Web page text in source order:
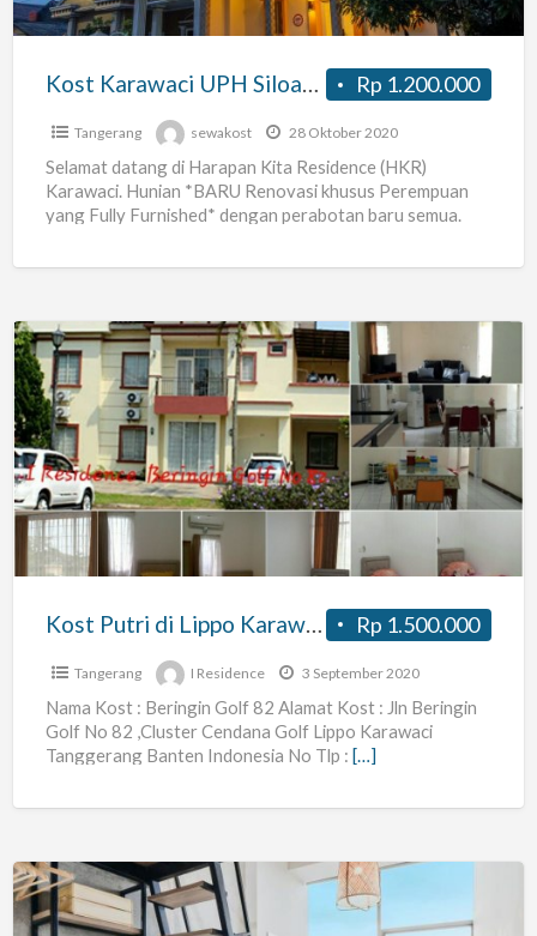
Kita
32inch
mulai
1.2jt
Rp 1.200.000
Kost Karawaci UPH Siloam – Harapan Kita Residence – TV 32inch mulai 1.2jt
Tangerang sewakost 28 Oktober 2020
Selamat datang di Harapan Kita Residence (HKR)
Karawaci. Hunian *BARU Renovasi khusus Perempuan
yang Fully Furnished* dengan perabotan baru semua.
Kost
Putri
di
Lippo
Karawaci
IResidence
dekat
Matahari,
Mall,
Harvest,
Tanggerang
Rp 1.500.000
Kost Putri di Lippo Karawaci IResidence dekat UPH,Menara Matahari, Mall, Harvest, Tanggerang
Tangerang I Residence 3 September 2020
Nama Kost : Beringin Golf 82 Alamat Kost : Jln Beringin
Golf No 82 ,Cluster Cendana Golf Lippo Karawaci
Tanggerang Banten Indonesia No Tlp : […]
Kost